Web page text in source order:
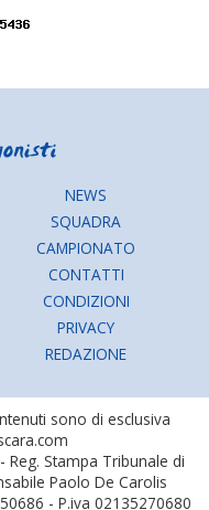
NEWS
SQUADRA
CAMPIONATO
CONTATTI
CONDIZIONI
PRIVACY
REDAZIONE
sono di esclusiva
Reg. Stampa Tribunale di
Paolo De Carolis
- P.iva 02135270680